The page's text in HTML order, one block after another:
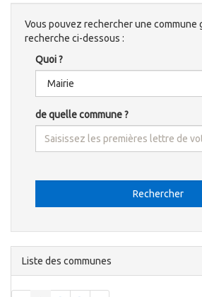
Vous pouvez rechercher une commune
recherche ci-dessous :
Quoi ?
de quelle commune ?
Rechercher
Liste des communes